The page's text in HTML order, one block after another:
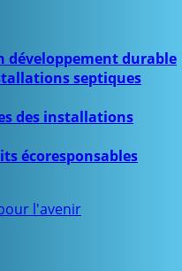
développement durable
septiques
des installations
écoresponsables